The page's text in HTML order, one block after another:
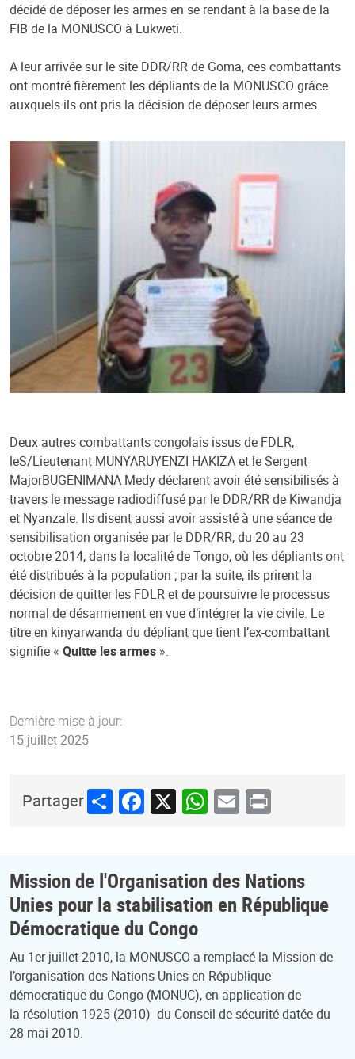
décidé de déposer les armes en se rendant à la base de la
FIB de la MONUSCO à Lukweti.
A leur arrivée sur le site DDR/RR de Goma, ces combattants
ont montré fièrement les dépliants de la MONUSCO grâce
auxquels ils ont pris la décision de déposer leurs armes.
Deux autres combattants congolais issus de FDLR,
leS/Lieutenant MUNYARUYENZI HAKIZA et le Sergent
MajorBUGENIMANA Medy déclarent avoir été sensibilisés à
travers le message radiodiffusé par le DDR/RR de Kiwandja
et Nyanzale. Ils disent aussi avoir assisté à une séance de
sensibilisation organisée par le DDR/RR, du 20 au 23
octobre 2014, dans la localité de Tongo, où les dépliants ont
été distribués à la population ; par la suite, ils prirent la
décision de quitter les FDLR et de poursuivre le processus
normal de désarmement en vue d’intégrer la vie civile. Le
titre en kinyarwanda du dépliant que tient l’ex-combattant
signifie « Quitte les armes ».
Dernière mise à jour:
15 juillet 2025
PartagerShareFacebook
X WhatsApp
Email
Print
Mission de l'Organisation des Nations
Unies pour la stabilisation en République
Démocratique du Congo
Au 1er juillet 2010, la MONUSCO a remplacé la Mission de
l’organisation des Nations Unies en République
démocratique du Congo (MONUC), en application de
la résolution 1925 (2010) du Conseil de sécurité datée du
28 mai 2010.